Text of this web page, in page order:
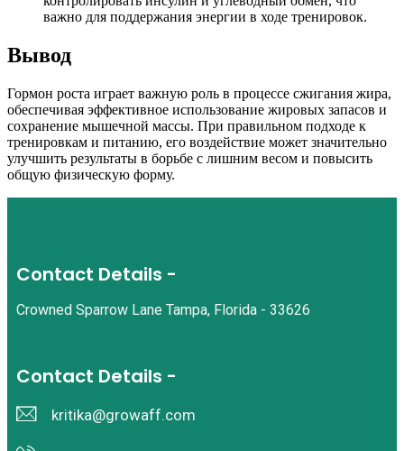
важно для поддержания энергии в ходе тренировок.
Вывод
Гормон роста играет важную роль в процессе сжигания жира,
обеспечивая эффективное использование жировых запасов и
сохранение мышечной массы. При правильном подходе к
тренировкам и питанию, его воздействие может значительно
улучшить результаты в борьбе с лишним весом и повысить
общую физическую форму.
Contact Details -
Crowned Sparrow Lane Tampa, Florida - 33626
Contact Details -
kritika@growaff.com